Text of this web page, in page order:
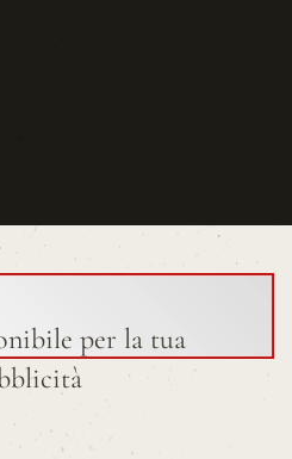
per la tua